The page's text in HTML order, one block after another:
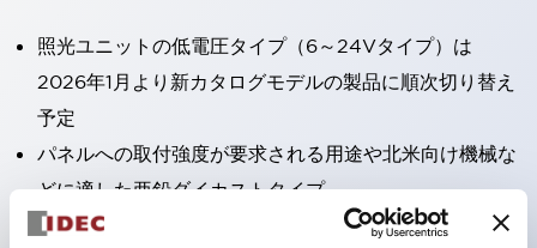
照光ユニットの低電圧タイプ（6～24Vタイプ）は
2026年1月より新カタログモデルの製品に順次切り替え
予定
パネルへの取付強度が要求される用途や北米向け機械な
どに適した亜鉛ダイカストタイプ
フィンガープロテクション構造、ねじアップ端子構造、